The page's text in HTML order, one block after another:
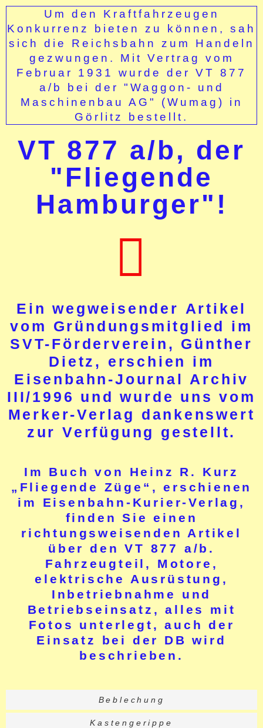
Um den Kraftfahrzeugen
Konkurrenz bieten zu können, sah
sich die Reichsbahn zum Handeln
gezwungen. Mit Vertrag vom
Februar 1931 wurde der VT 877
a/b bei der "Waggon- und
Maschinenbau AG" (Wumag) in
Görlitz bestellt.
VT 877 a/b, der
"Fliegende
Hamburger"!
Ein wegweisender Artikel
vom Gründungsmitglied im
SVT-Förderverein, Günther
Dietz, erschien im
Eisenbahn-Journal Archiv
III/1996 und wurde uns vom
Merker-Verlag dankenswert
zur Verfügung gestellt.
Im Buch von Heinz R. Kurz
„Fliegende Züge“, erschienen
im Eisenbahn-Kurier-Verlag,
finden Sie einen
richtungsweisenden Artikel
über den VT 877 a/b.
Fahrzeugteil, Motore,
elektrische Ausrüstung,
Inbetriebnahme und
Betriebseinsatz, alles mit
Fotos unterlegt, auch der
Einsatz bei der DB wird
beschrieben.
Beblechung
Kastengerippe